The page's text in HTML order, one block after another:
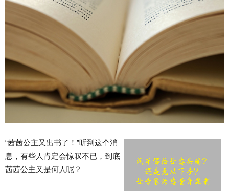
“茜茜公主又出书了！”听到这个消
息，有些人肯定会惊叹不已，到底
茜茜公主又是何人呢？